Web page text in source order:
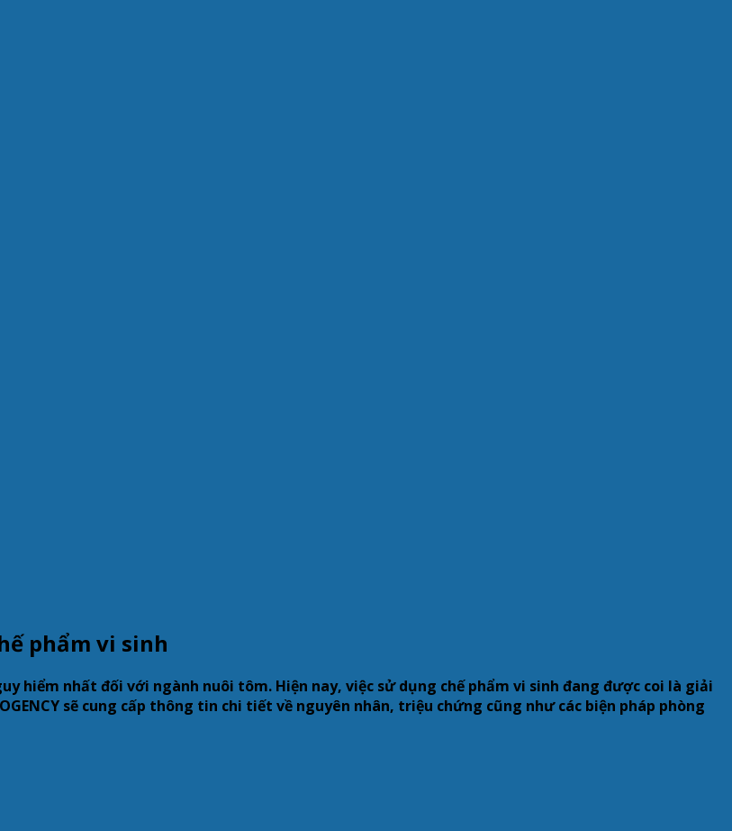
phẩm vi sinh
hiểm nhất đối với ngành nuôi tôm. Hiện nay, việc sử dụng chế phẩm vi sinh đang được coi là giải
sẽ cung cấp thông tin chi tiết về nguyên nhân, triệu chứng cũng như các biện pháp phòng